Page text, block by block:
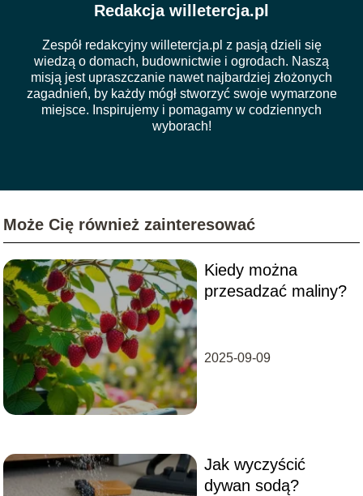
Redakcja willetercja.pl
Zespół redakcyjny willetercja.pl z pasją dzieli się
wiedzą o domach, budownictwie i ogrodach. Naszą
misją jest upraszczanie nawet najbardziej złożonych
zagadnień, by każdy mógł stworzyć swoje wymarzone
miejsce. Inspirujemy i pomagamy w codziennych
wyborach!
Może Cię również zainteresować
Kiedy można
przesadzać maliny?
2025-09-09
Jak wyczyścić
dywan sodą?